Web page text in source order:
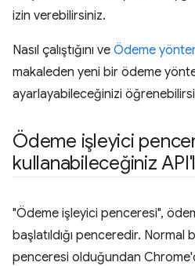
izin verebilirsiniz.
Nasıl çalıştığını ve Ödeme
makaleden yeni bir ödeme
ayarlayabileceğinizi
Ödeme işleyici
kullanabileceğiniz
"Ödeme işleyici penceresi",
başlatıldığı penceredir. Normal
penceresi olduğundan